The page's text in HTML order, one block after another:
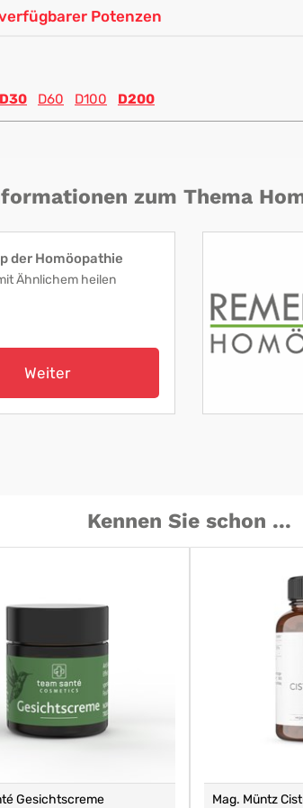
Potenzen
D30 D60 D100 D200
zum Thema
der Homöopathie
Ähnlichem heilen
Weiter
Kennen Sie schon ...
Gesichtscreme Mag. Müntz